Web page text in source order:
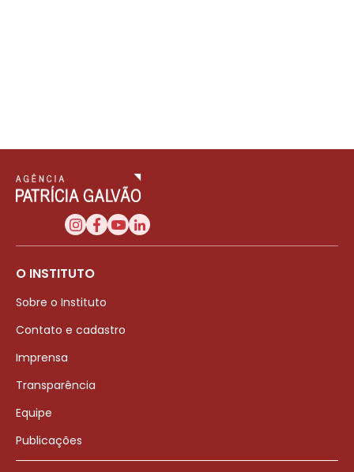
O INSTITUTO
Sobre o Instituto
Contato e cadastro
Imprensa
Transparência
Equipe
Publicações